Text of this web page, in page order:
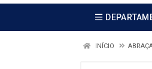
INÍCIO